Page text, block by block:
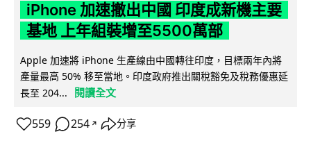
iPhone 加速撤出中國 印度成新機主要
基地 上年組裝增至5500萬部
Apple 加速將 iPhone 生產線由中國轉往印度，目標兩年內將
產量最高 50% 移至當地。印度政府推出關稅豁免及稅務優惠延
長至 204...
閱讀全文
559 254 ↗ 分享